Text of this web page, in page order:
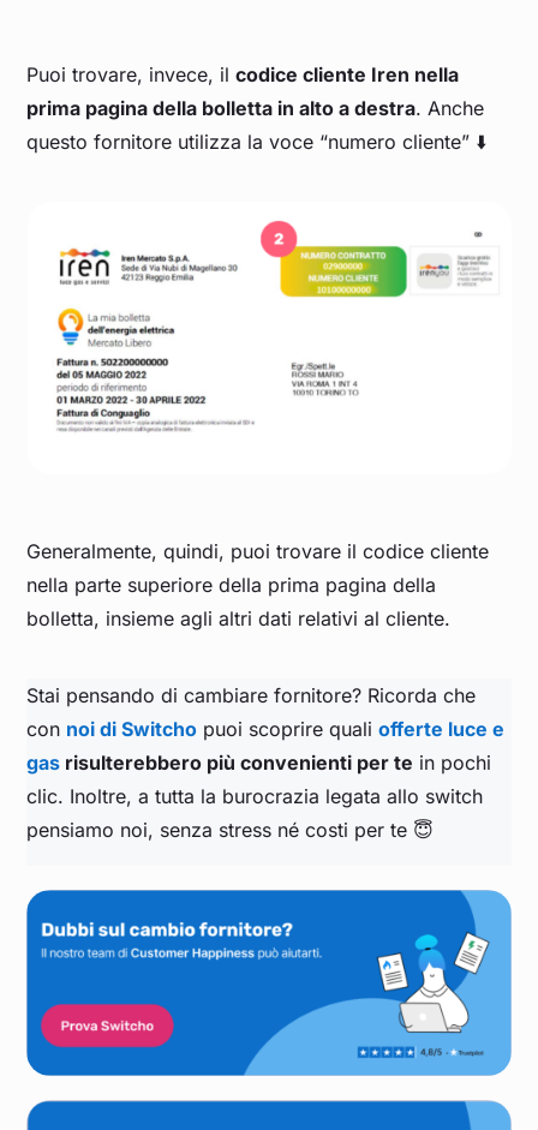
Puoi trovare, invece, ilcodice cliente Iren nella
prima pagina della bolletta in alto a destra. Anche
questo fornitore utilizza la voce “numero cliente” ⬇️
Generalmente, quindi, puoi trovare il codice cliente
nella parte superiore della prima pagina della
bolletta, insieme agli altri dati relativi al cliente.
Stai pensando di cambiare fornitore? Ricorda che
con noi di Switcho puoi scoprire qualiofferte luce e
gas risulterebbero più convenienti per te in pochi
clic. Inoltre, a tutta la burocrazia legata allo switch
pensiamo noi, senza stress né costi per te 😇